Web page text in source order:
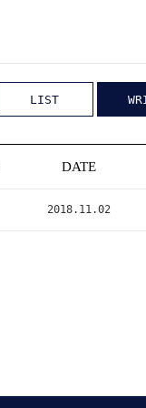
LIST
DATE
2018.11.02